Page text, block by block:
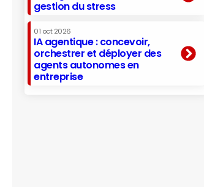
gestion du stress
01 oct 2026
IA agentique : concevoir,
orchestrer et déployer des
agents autonomes en
entreprise